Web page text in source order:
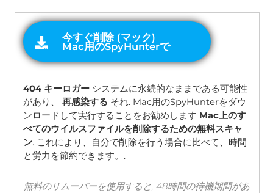
404 キーロガーシステムに永続的なままである可能性
があり、 再感染する それ. Mac用のSpyHunterをダウ
ンロードして実行することをお勧めします Mac上のす
べてのウイルスファイルを削除するための無料スキャ
ン. これにより、自分で削除を行う場合に比べて、時間
と労力を節約できます。.
無料のリムーバーを使用すると, 48時間の待機期間があ